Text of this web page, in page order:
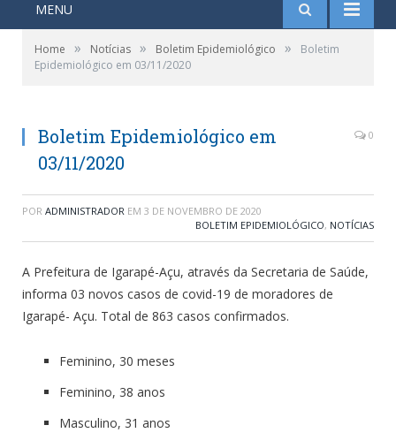
MENU
Home » Notícias » Boletim Epidemiológico »
Boletim
Epidemiológico em 03/11/2020
Boletim Epidemiológico em
03/11/2020
0
POR ADMINISTRADOR EM 3 DE NOVEMBRO DE 2020
BOLETIM EPIDEMIOLÓGICO, NOTÍCIAS
A Prefeitura de Igarapé-Açu, através da Secretaria de Saúde,
informa 03 novos casos de covid-19 de moradores de
Igarapé- Açu. Total de 863 casos confirmados.
Feminino, 30 meses
Feminino, 38 anos
Masculino, 31 anos